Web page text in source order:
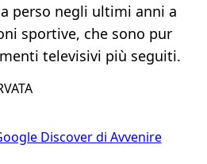
perso negli ultimi anni a
sportive, che sono pur
televisivi più seguiti.
Discover di Avvenire